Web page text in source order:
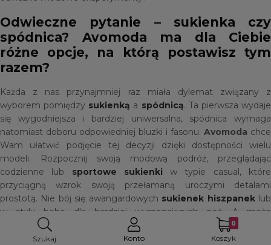
Odwieczne pytanie – sukienka czy
spódnica? Avomoda ma dla Ciebie
różne opcje, na którą postawisz tym
razem?
Każda z nas przynajmniej raz miała dylemat związany z
wyborem pomiędzy sukienką a spódnicą. Ta pierwsza wydaje
się wygodniejsza i bardziej uniwersalna, spódnica wymaga
natomiast doboru odpowiedniej bluzki i fasonu. Avomoda chce
Wam ułatwić podjęcie tej decyzji dzięki dostępności wielu
modeli. Rozpocznij swoją modową podróż, przeglądając
codzienne lub sportowe sukienki w typie casual, które
przyciągną wzrok swoją przełamaną uroczymi detalami
prostotą. Nie bój się awangardowych sukienek hiszpaneklub
w stylu boho dla bardziej wymagających pań. A może
zdecydujesz się na plisowane lub
rozkloszowane spódnice
pasujące do Twojej ulubionejbluzki ? Jeśli chcesz ukryć drobne